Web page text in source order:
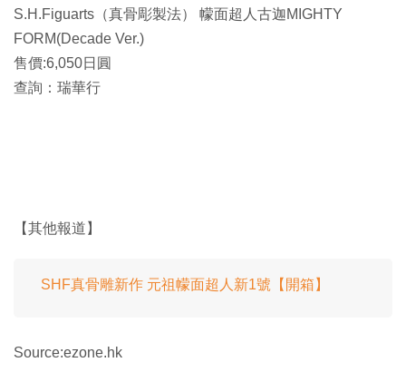
S.H.Figuarts（真骨彫製法） 幪面超人古迦MIGHTY
FORM(Decade Ver.)
售價:6,050日圓
查詢：瑞華行
【其他報道】
SHF真骨雕新作 元祖幪面超人新1號【開箱】
Source:ezone.hk